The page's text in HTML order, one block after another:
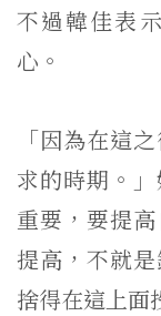
不過韓佳表
心。
「因為在這
求的時期。
重要，要提
提高，不就
捨得在這上面